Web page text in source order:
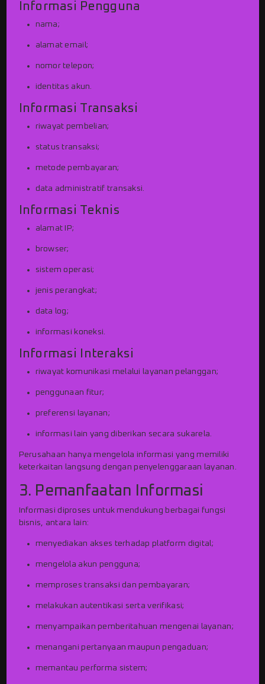
Informasi Pengguna
nama;
alamat email;
nomor telepon;
identitas akun.
Informasi Transaksi
riwayat pembelian;
status transaksi;
metode pembayaran;
data administratif transaksi.
Informasi Teknis
alamat IP;
browser;
sistem operasi;
jenis perangkat;
data log;
informasi koneksi.
Informasi Interaksi
riwayat komunikasi melalui layanan pelanggan;
penggunaan fitur;
preferensi layanan;
informasi lain yang diberikan secara sukarela.
Perusahaan hanya mengelola informasi yang memiliki
keterkaitan langsung dengan penyelenggaraan layanan.
3. Pemanfaatan Informasi
Informasi diproses untuk mendukung berbagai fungsi
bisnis, antara lain:
menyediakan akses terhadap platform digital;
mengelola akun pengguna;
memproses transaksi dan pembayaran;
melakukan autentikasi serta verifikasi;
menyampaikan pemberitahuan mengenai layanan;
menangani pertanyaan maupun pengaduan;
memantau performa sistem;